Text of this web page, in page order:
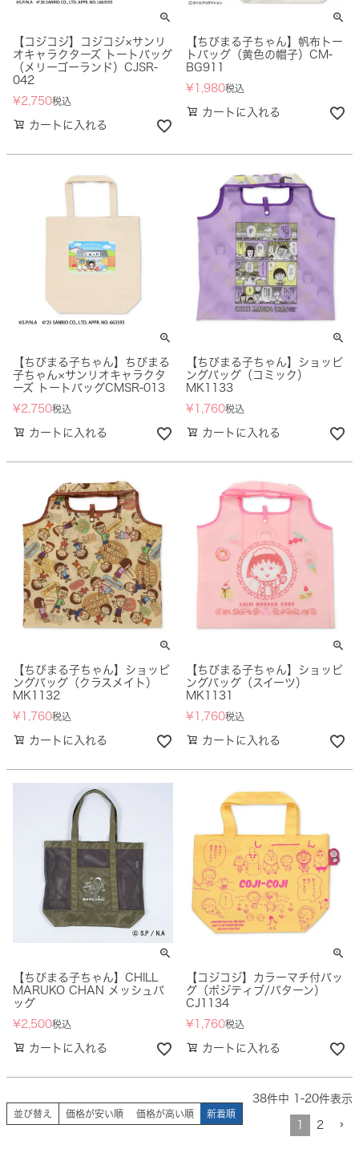
【コジコジ】コジコジ×サンリ
オキャラクターズ トートバッグ
（メリーゴーランド）CJSR-
042
¥2,750税込
カートに入れる
【ちびまる子ちゃん】帆布トー
トバッグ（黄色の帽子）CM-
BG911
¥ 1,980税込
カートに入れる
【ちびまる子ちゃん】ちびまる
子ちゃん×サンリオキャラクタ
ーズ トートバッグCMSR-013
¥2,750税込
カートに入れる
【ちびまる子ちゃん】ショッピ
ングバッグ（コミック）
MK1133
¥ 1,760税込
カートに入れる
【ちびまる子ちゃん】ショッピ
ングバッグ（クラスメイト）
MK1132
¥ 1,760税込
カートに入れる
【ちびまる子ちゃん】ショッピ
ングバッグ（スイーツ）
MK1131
¥ 1,760税込
カートに入れる
【ちびまる子ちゃん】CHILL
MARUKO CHAN メッシュバ
ッグ
¥2,500税込
カートに入れる
【コジコジ】カラーマチ付バッ
グ（ポジティブ/パターン）
CJ1134
¥ 1,760税込
カートに入れる
並び替え 価格が安い順 価格が高い順 新着順
38件中 -20件表示
2